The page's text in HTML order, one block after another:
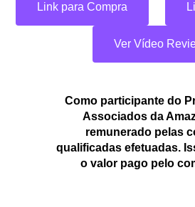
Link para Compra
Ver Vídeo
Como participante do
Associados da
remunerado pelas
qualificadas efetuadas.
o valor pago pelo